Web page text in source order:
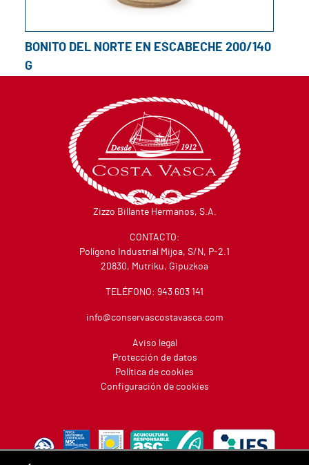
BONITO DEL NORTE EN ESCABECHE 200/140
G
Zizzo Billante Hermanos, S.A.
CONTACTO:
Polígono Industrial Mijoa, S/N, P-2.1
20830, Mutriku, Gipuzkoa
TELÉFONO: 943 603 141
info@conservascostavasca.com
Aviso legal
Protección de datos
Política de cookies
Configuración de cookies